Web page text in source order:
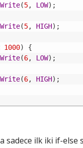
(5, LOW) ;
(5, HIGH) ;
1000)
{
(6, LOW) ;
(6, HIGH) ;
sadece ilk iki if-else